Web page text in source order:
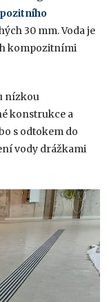
30 mm. Voda je
kompozitními
nízkou
konstrukce a
s odtokem do
vody drážkami